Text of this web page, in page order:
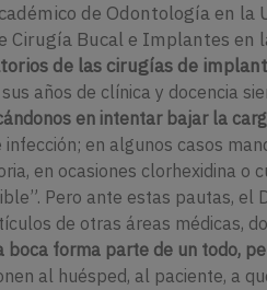
de Odontología en la
Bucal e Implantes en
de las cirugías de
años de clínica y docencia
en intentar bajar la
en algunos casos
en ocasiones clorhexidina o
Pero ante estas pautas, el
de otras áreas médicas,
boca forma parte de un todo,
al huésped, al paciente, a